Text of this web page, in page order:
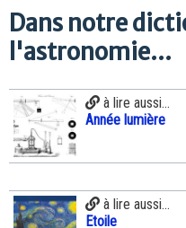
Dans notre
l'astronomie...
à lire aussi...
Année lumière
à lire aussi...
Etoile